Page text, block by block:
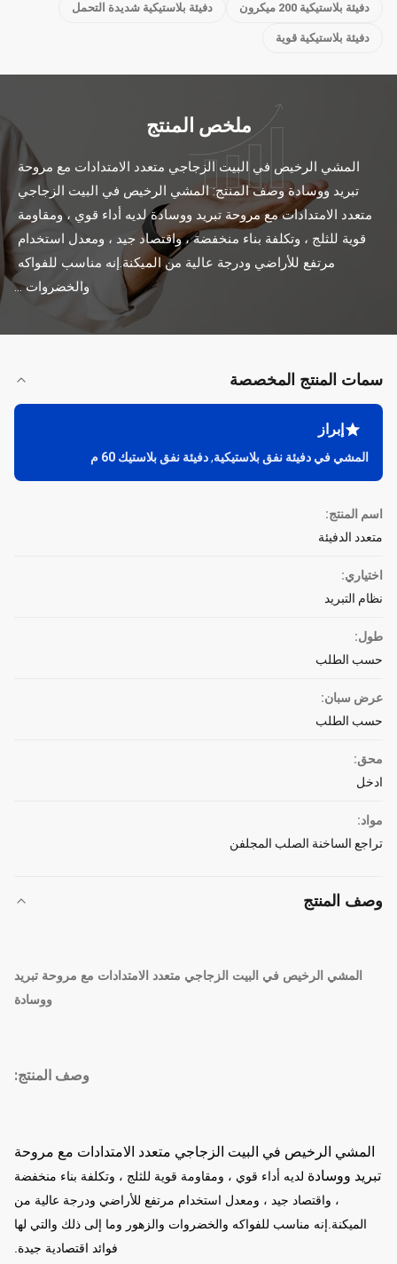
دفيئة بلاستيكية 200 ميكرون دفيئة بلاستيكية شديدة التحمل
دفيئة بلاستيكية قوية
ملخص المنتج
والخضروات ...
سمات المنتج المخصصة
إبراز
المشي في دفيئة نفق بلاستيكية,دفيئة نفق بلاستيك 60 م
اسم المنتج:
متعدد الدفيئة
اختياري:
نظام التبريد
طول:
حسب الطلب
عرض سبان:
حسب الطلب
محق:
ادخل
مواد:
تراجع الساخنة الصلب المجلفن
وصف المنتج
المشي الرخيص في البيت الزجاجي متعدد الامتدادات مع مروحة تبريد
ووسادة
وصف المنتج:
المشي الرخيص في البيت الزجاجي متعدد الامتدادات مع مروحة
تبريد ووسادة لديه أداء قوي ، ومقاومة قوية للثلج ، وتكلفة بناء منخفضة
، واقتصاد جيد ، ومعدل استخدام مرتفع للأراضي ودرجة عالية من
الميكنة. إنه مناسب للفواكه والخضروات والزهور وما إلى ذلك والتي لها
فوائد اقتصادية جيدة.